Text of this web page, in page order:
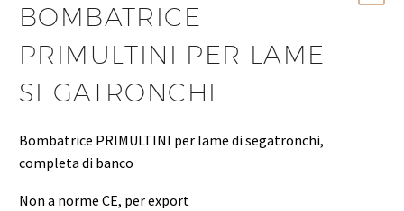
BOMBATRICE
PRIMULTINI PER LAME
SEGATRONCHI
Bombatrice PRIMULTINI per lame di segatronchi,
completa di banco
Non a norme CE, per export